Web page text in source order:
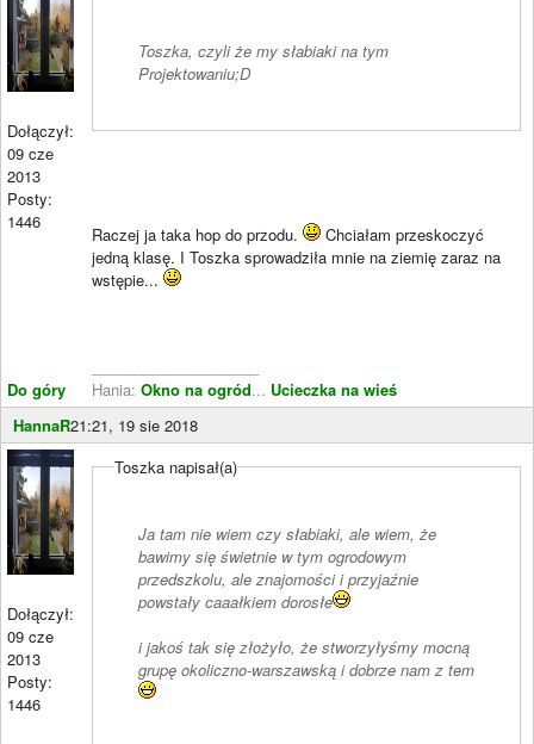
Dołączył:
09 cze
2013
Posty:
1446
Do góry
Toszka, czyli że my słabiaki na tym
Projektowaniu;D
Raczej ja taka hop do przodu.
Chciałam przeskoczyć
jedną klasę. I Toszka sprowadziła mnie na ziemię zaraz na
wstępie...
Hania: Okno na ogród... Ucieczka na wieś
HannaR21:21, 19 sie 2018
Dołączył:
09 cze
2013
Posty:
1446
Toszka napisał(a)
Ja tam nie wiem czy słabiaki, ale wiem, że
bawimy się świetnie w tym ogrodowym
przedszkolu, ale znajomości i przyjaźnie
powstały caaałkiem dorosłe
i jakoś tak się złożyło, że stworzyłyśmy mocną
grupę okoliczno-warszawską i dobrze nam z tem